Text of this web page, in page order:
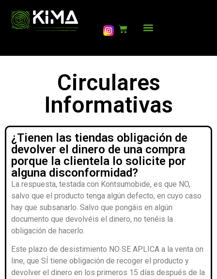
Circulares
Informativas
¿Tienen las tiendas obligación de
devolver el dinero de una compra
porque la clientela lo solicite por
alguna disconformidad?
La respuesta, testada con Kontsumobide, es que NO,
salvo que el producto tenga algún defecto, en cuyo caso
hay que subsanarlo. Salvo que pongáis en algún
documento que devolvéis el dinero, no tenéis la
obligación de hacerlo.
Este plazo de desistimiento NO SE APLICA a la venta on
line, que SÍ tiene obligación de recoger el producto y
devolver el dinero en los primeros 15 días después de la